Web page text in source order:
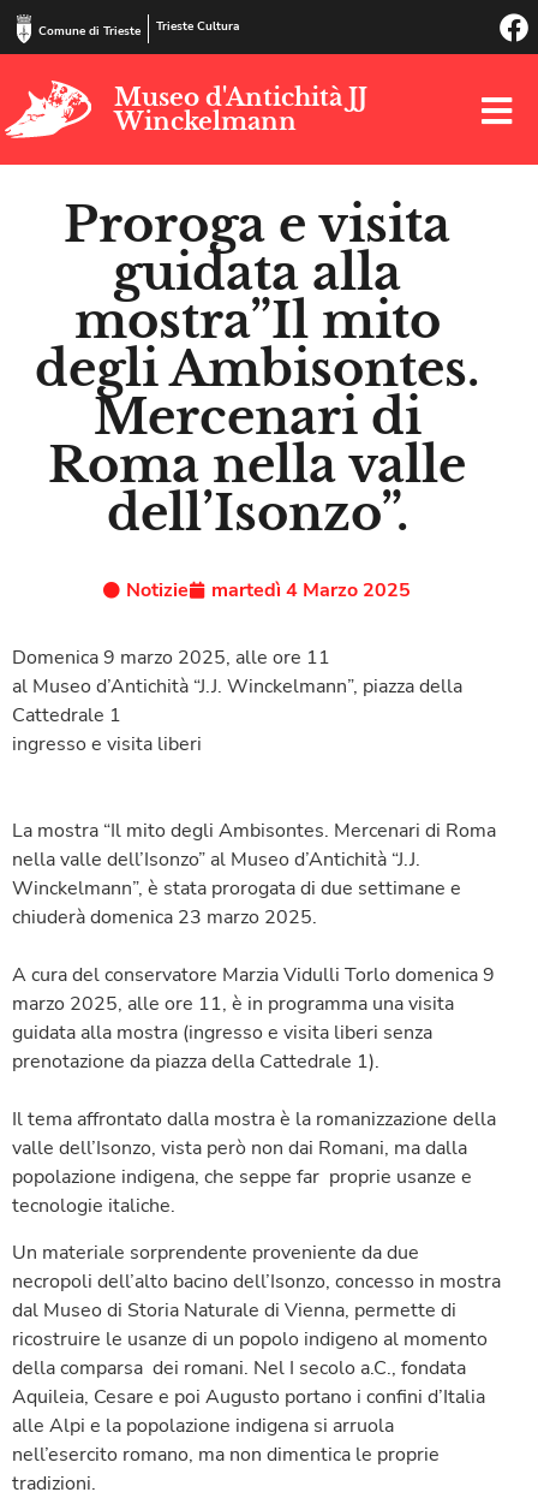
Comune di Trieste Trieste Cultura
Museo d'Antichità JJ
Winckelmann
Proroga e visita
guidata alla
mostra”Il mito
degli Ambisontes.
Mercenari di
Roma nella valle
dell’Isonzo”.
Notizie martedì 4 Marzo 2025
Domenica 9 marzo 2025, alle ore 11
al Museo d’Antichità “J.J. Winckelmann”, piazza della
Cattedrale 1
ingresso e visita liberi
La mostra “Il mito degli Ambisontes. Mercenari di Roma
nella valle dell’Isonzo” al Museo d’Antichità “J.J.
Winckelmann”, è stata prorogata di due settimane e
chiuderà domenica 23 marzo 2025.
A cura del conservatore Marzia Vidulli Torlo domenica 9
marzo 2025, alle ore 11, è in programma una visita
guidata alla mostra (ingresso e visita liberi senza
prenotazione da piazza della Cattedrale 1).
Il tema affrontato dalla mostra è la romanizzazione della
valle dell’Isonzo, vista però non dai Romani, ma dalla
popolazione indigena, che seppe far proprie usanze e
tecnologie italiche.
Un materiale sorprendente proveniente da due
necropoli dell’alto bacino dell’Isonzo, concesso in mostra
dal Museo di Storia Naturale di Vienna, permette di
ricostruire le usanze di un popolo indigeno al momento
della comparsa dei romani. Nel I secolo a.C., fondata
Aquileia, Cesare e poi Augusto portano i confini d’Italia
alle Alpi e la popolazione indigena si arruola
nell’esercito romano, ma non dimentica le proprie
tradizioni.